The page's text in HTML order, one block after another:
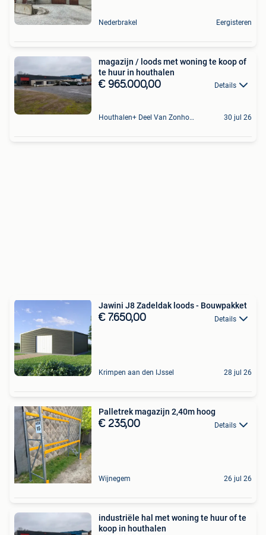
Nederbrakel Eergisteren
magazijn / loods met woning te koop of
te huur in houthalen
€ 965.000,00 Details
Houthalen+ Deel Van Zonhoven En Zolder 30 jul 26
Jawini J8 Zadeldak loods - Bouwpakket
€ 7.650,00 Details
Krimpen aan den IJssel 28 jul 26
Palletrek magazijn 2,40m hoog
€ 235,00 Details
Wijnegem 26 jul 26
industriële hal met woning te huur of te
koop in houthalen